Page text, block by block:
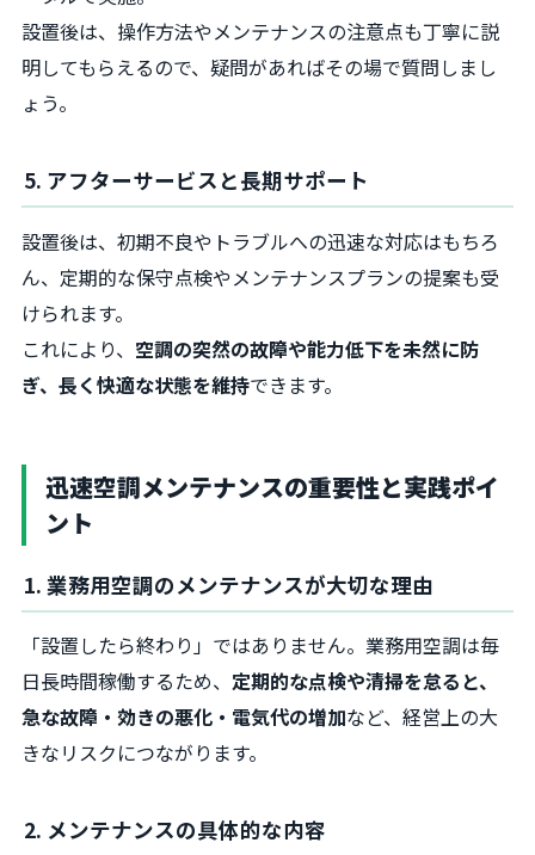
設置後は、操作方法やメンテナンスの注意点も丁寧に説
明してもらえるので、疑問があればその場で質問しまし
ょう。
5. アフターサービスと長期サポート
設置後は、初期不良やトラブルへの迅速な対応はもちろ
ん、定期的な保守点検やメンテナンスプランの提案も受
けられます。
これにより、 空調の突然の故障や能力低下を未然に防
ぎ、長く快適な状態を維持できます。
迅速空調メンテナンスの重要性と実践ポイ
ント
1. 業務用空調のメンテナンスが大切な理由
「設置したら終わり」ではありません。業務用空調は毎
日長時間稼働するため、 定期的な点検や清掃を怠ると、
急な故障・効きの悪化・電気代の増加など、経営上の大
きなリスクにつながります。
2. メンテナンスの具体的な内容